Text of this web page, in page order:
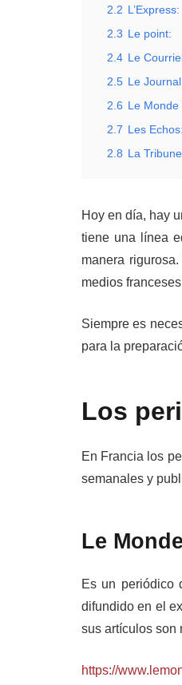
2.2 L’Express:
2.3 Le point:
2.4 Le
2.5 Le
2.6 Le Monde
2.7 Les Echos:
2.8 La
Hoy en día, hay
tiene una línea
manera
medios
Siempre es
para la
Los
En Francia los
semanales y
Le
Es un periódico
difundido en el
sus artículos son
https://